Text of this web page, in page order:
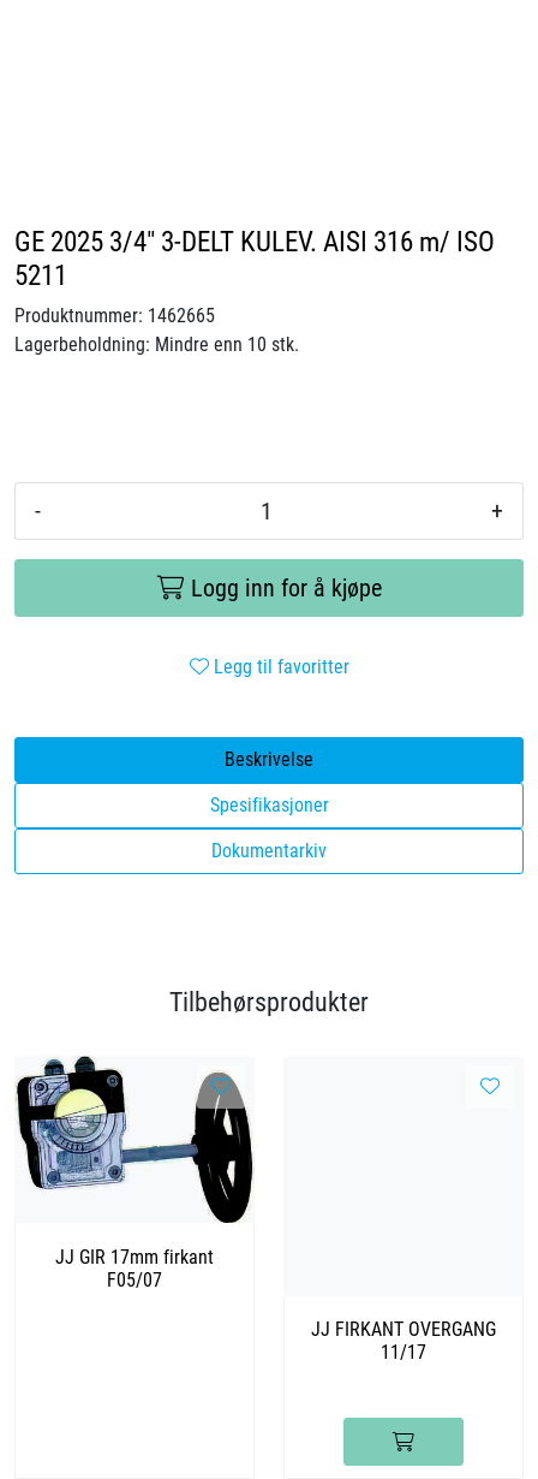
GE 2025 3/4" 3-DELT KULEV. AISI 316 m/ ISO
5211
Produktnummer: 1462665
Lagerbeholdning: Mindre enn 10 stk.
- +
Logg inn for å kjøpe
Legg til favoritter
Beskrivelse
Spesifikasjoner
Dokumentarkiv
Tilbehørsprodukter
JJ GIR 17mm firkant
F05/07
JJ FIRKANT OVERGANG
11/17
Rørsystemer
Videoer
Blogg